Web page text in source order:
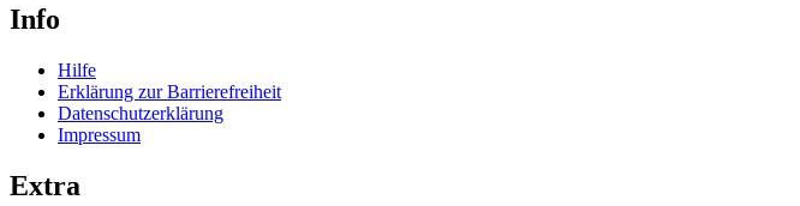
Info
Hilfe
Erklärung zur Barrierefreiheit
Datenschutzerklärung
Impressum
Extra